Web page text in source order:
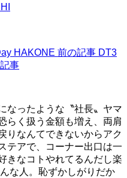
HAKONE 前の記事 DT3
事
なったような〝社長〟ヤマ
らく扱う金額も増え、両肩
りなんてできないからアク
テアで、コーナー出口は一
きなコトやれてるんだし楽
な人。恥ずかしがりだか